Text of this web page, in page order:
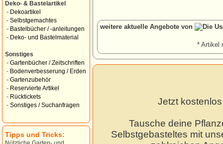
Deko- & Bastelartikel
- Dekoartikel
- Selbstgemachtes
- Bastelbücher / -anleitungen
- Deko- und Bastelmaterial
Sonstiges
- Gartenbücher / Zeitschriften
- Bodenverbesserung / Erden
- Gartenzubehör
- Reservierte Artikel
- Rücktickets
- Sonstiges / Suchanfragen
Tipps und Tricks:
weitere aktuelle Angebote von
* Artikel
Jetzt
Tausche deine
Selbstgebasteltes mit